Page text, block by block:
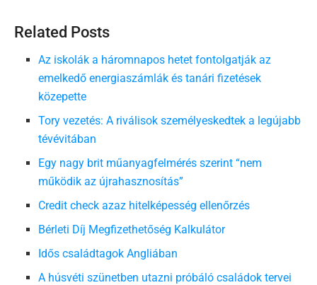
Related Posts
Az iskolák a háromnapos hetet fontolgatják az
emelkedő energiaszámlák és tanári fizetések
közepette
Tory vezetés: A riválisok személyeskedtek a legújabb
tévévitában
Egy nagy brit műanyagfelmérés szerint “nem
működik az újrahasznosítás”
Credit check azaz hitelképesség ellenőrzés
Bérleti Díj Megfizethetőség Kalkulátor
Idős családtagok Angliában
A húsvéti szünetben utazni próbáló családok tervei